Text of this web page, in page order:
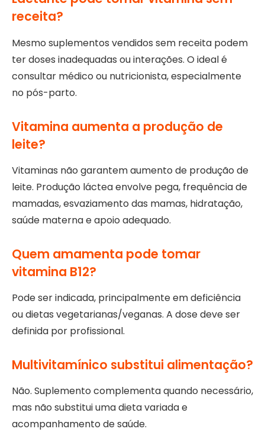
receita?
Mesmo suplementos vendidos sem receita podem
ter doses inadequadas ou interações. O ideal é
consultar médico ou nutricionista, especialmente
no pós-parto.
Vitamina aumenta a produção de
leite?
Vitaminas não garantem aumento de produção de
leite. Produção láctea envolve pega, frequência de
mamadas, esvaziamento das mamas, hidratação,
saúde materna e apoio adequado.
Quem amamenta pode tomar
vitamina B12?
Pode ser indicada, principalmente em deficiência
ou dietas vegetarianas/veganas. A dose deve ser
definida por profissional.
Multivitamínico substitui alimentação?
Não. Suplemento complementa quando necessário,
mas não substitui uma dieta variada e
acompanhamento de saúde.